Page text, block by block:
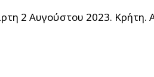
2 Αυγούστου 2023. Κρήτη.